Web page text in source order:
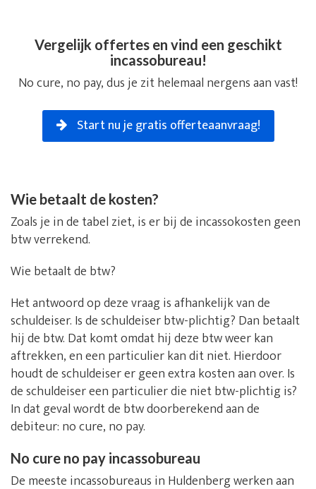
Vergelijk offertes en vind een geschikt
incassobureau!
No cure, no pay, dus je zit helemaal nergens aan vast!
Start nu je gratis offerteaanvraag!
Wie betaalt de kosten?
Zoals je in de tabel ziet, is er bij de incassokosten geen
btw verrekend.
Wie betaalt de btw?
Het antwoord op deze vraag is afhankelijk van de
schuldeiser. Is de schuldeiser btw-plichtig? Dan betaalt
hij de btw. Dat komt omdat hij deze btw weer kan
aftrekken, en een particulier kan dit niet. Hierdoor
houdt de schuldeiser er geen extra kosten aan over. Is
de schuldeiser een particulier die niet btw-plichtig is?
In dat geval wordt de btw doorberekend aan de
debiteur: no cure, no pay.
No cure no pay incassobureau
De meeste incassobureaus in Huldenberg werken aan